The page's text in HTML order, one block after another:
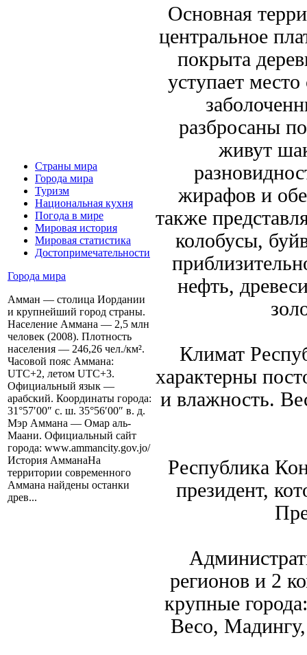
Страны мира
Города мира
Туризм
Национальная кухня
Погода в мире
Мировая история
Мировая статистика
Достопримечательности
Города мира
Амман — столица Иордании
и крупнейший город страны.
Население Аммана — 2,5 млн
человек (2008). Плотность
населения — 246,26 чел./км².
Часовой пояс Аммана:
UTC+2, летом UTC+3.
Официальный язык —
арабский. Координаты города:
31°57′00″ с. ш. 35°56′00″ в. д.
Мэр Аммана — Омар аль-
Маани. Официальный сайт
города: www.ammancity.gov.jo/
История АмманаНа
территории современного
Аммана найдены останки
древ...
Основная
центральное
покрыта
уступает
разбросаны
живут
жирафов и
также
колобусы,
нефть,
Климат
характерны
и влажность.
Республика
президент,
регионов и 2
крупные
Весо,